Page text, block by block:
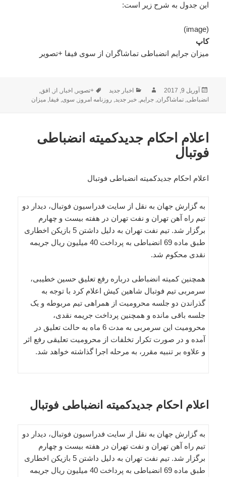
این جدول به شرح زیر است:
(image)
کاپ
میزان جرایم انضباطی تماشاگران از سوی فیفا +تصویر
ارسال
شده
آوریل 9, 2017 نویسندهدسته‌ها
اخبار جدید برچسب‌ها
+تصویر, اخبار, از, افق,
انضباطی,تماشاگران,جرایم,خبر جدید, روزنامه امروز, سوی, فیفا,میزان
اعلام احکام جدیدکمیته انضباطی
فوتبال
اعلام احکام جدیدکمیته انضباطی فوتبال
به گزارش جهان به نقل از سایت فدراسیون فوتبال، دیدار دو
تیم راه آهن تهران و نفت تهران در هفته بیست و چهارم
برگزار شد. تیم نفت تهران به دلیل داشتن 5 بازیکن اخطاری
طبق ماده 69 انضباطی به پرداخت 40 میلیون ریال جریمه
نقدی محکوم شد.
همچنین کمیته انضباطی درباره رفع تعلیق حسین خطیبی،
سرمربی تیم فوتبال شاهین کیش اعلام کرد با توجه به
گذراندن دو جلسه محرومیت از همراهی تیم مربوطه و یک
جلسه باقی مانده و همچنین پرداخت جریمه نقدی،
محرومیت این سرمربی به مدت 6 ماه به حالت تعلیق در
آمده و در صورت تکرار تخلفات از محرومیت تعلیقی رفع اثر
و علاوه بر تنبیه مقرر، به مرحله اجرا گذاشته خواهد شد.
اعلام احکام جدیدکمیته انضباطی فوتبال
به گزارش جهان به نقل از سایت فدراسیون فوتبال، دیدار دو
تیم راه آهن تهران و نفت تهران در هفته بیست و چهارم
برگزار شد. تیم نفت تهران به دلیل داشتن 5 بازیکن اخطاری
طبق ماده 69 انضباطی به پرداخت 40 میلیون ریال جریمه